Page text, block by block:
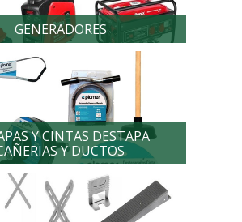
GENERADORES
Y CINTAS DESTAPA
Y DUCTOS